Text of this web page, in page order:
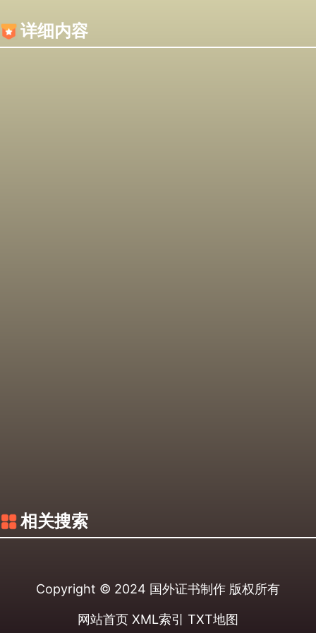
详细内容
相关搜索
Copyright © 2024 国外证书制作 版权所有
网站首页 XML索引 TXT地图